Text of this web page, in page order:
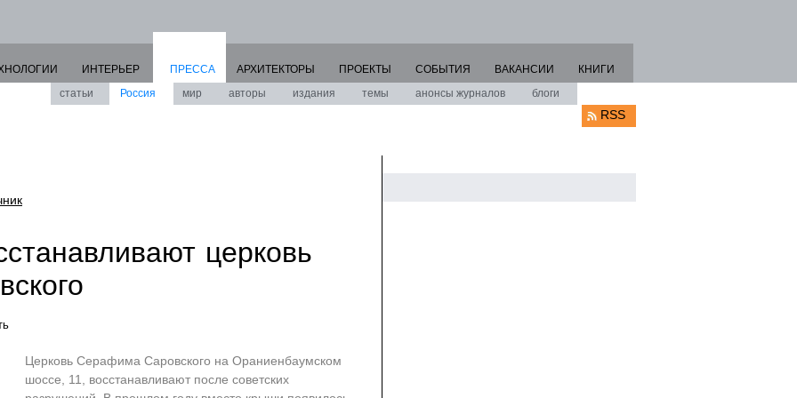
ИНТЕРЬЕР
ПРЕССА
статьи
Россия мир авторы издания темы анонсы журналов блоги
АРХИТЕКТОРЫ ПРОЕКТЫ СОБЫТИЯ ВАКАНСИИ КНИГИ
RSS
церковь
Церковь Серафима Саровского на Ораниенбаумском
шоссе, 11, восстанавливают после советских